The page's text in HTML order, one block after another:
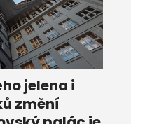
jelena i
změní